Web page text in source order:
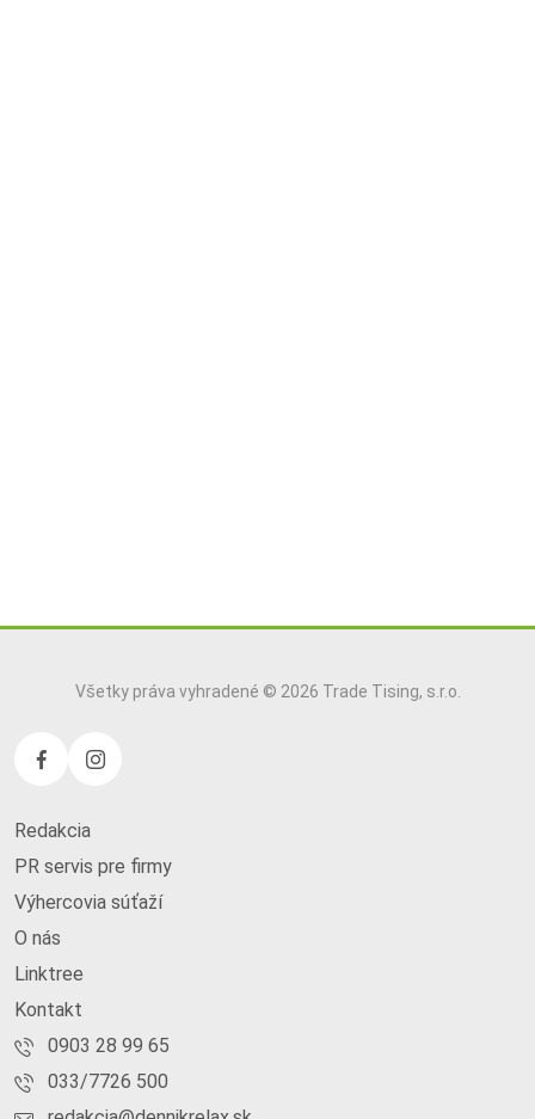
Všetky práva vyhradené © 2026 Trade Tising, s.r.o.
Redakcia
PR servis pre firmy
Výhercovia súťaží
O nás
Linktree
Kontakt
0903 28 99 65
033/7726 500